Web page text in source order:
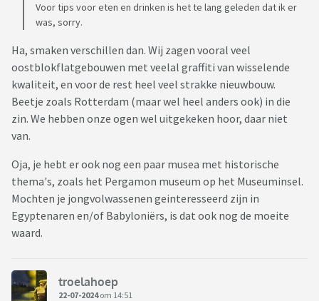
Voor tips voor eten en drinken is het te lang geleden dat ik er
was, sorry.
Ha, smaken verschillen dan. Wij zagen vooral veel
oostblokflatgebouwen met veelal graffiti van wisselende
kwaliteit, en voor de rest heel veel strakke nieuwbouw.
Beetje zoals Rotterdam (maar wel heel anders ook) in die
zin. We hebben onze ogen wel uitgekeken hoor, daar niet
van.
Oja, je hebt er ook nog een paar musea met historische
thema's, zoals het Pergamon museum op het Museuminsel.
Mochten je jongvolwassenen geinteresseerd zijn in
Egyptenaren en/of Babyloniërs, is dat ook nog de moeite
waard.
troelahoep
22-07-2024om 14:51